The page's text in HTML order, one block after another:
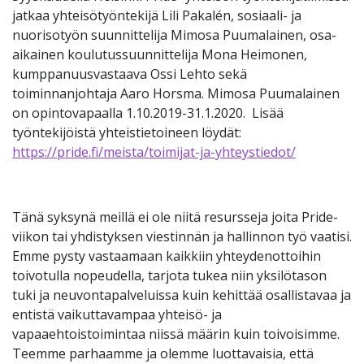
jatkaa yhteisötyöntekijä Lili Pakalén, sosiaali- ja
nuorisotyön suunnittelija Mimosa Puumalainen, osa-
aikainen koulutussuunnittelija Mona Heimonen,
kumppanuusvastaava Ossi Lehto sekä
toiminnanjohtaja Aaro Horsma. Mimosa Puumalainen
on opintovapaalla 1.10.2019-31.1.2020. Lisää
työntekijöistä yhteistietoineen löydät:
https://pride.fi/meista/toimijat-ja-yhteystiedot/
Tänä syksynä meillä ei ole niitä resursseja joita Pride-
viikon tai yhdistyksen viestinnän ja hallinnon työ vaatisi.
Emme pysty vastaamaan kaikkiin yhteydenottoihin
toivotulla nopeudella, tarjota tukea niin yksilötason
tuki ja neuvontapalveluissa kuin kehittää osallistavaa ja
entistä vaikuttavampaa yhteisö- ja
vapaaehtoistoimintaa niissä määrin kuin toivoisimme.
Teemme parhaamme ja olemme luottavaisia, että